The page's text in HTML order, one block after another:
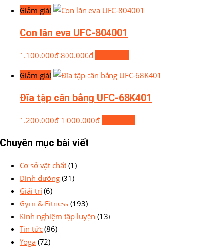
Giảm giá!
Con lăn eva UFC-804001
1.100.000₫ 800.000₫
Giảm giá!
Đĩa tập cân bằng UFC-68K401
1.200.000₫ 1.000.000₫
Chuyên mục bài viết
Cơ sở vật chất (1)
Dinh dưỡng (31)
Giải trí (6)
Gym & Fitness (193)
Kinh nghiệm tập luyện (13)
Tin tức (86)
Yoga (72)